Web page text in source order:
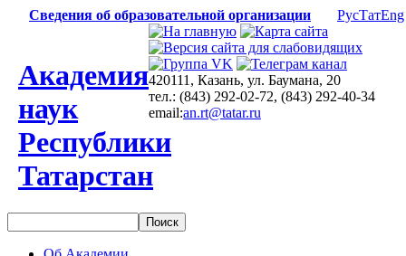
Сведения об образовательной организации РусТатEng
Академия
наук
Республики
Татарстан
420111, Казань, ул. Баумана, 20
тел.: (843) 292-02-72, (843) 292-40-34
email:an.rt@tatar.ru